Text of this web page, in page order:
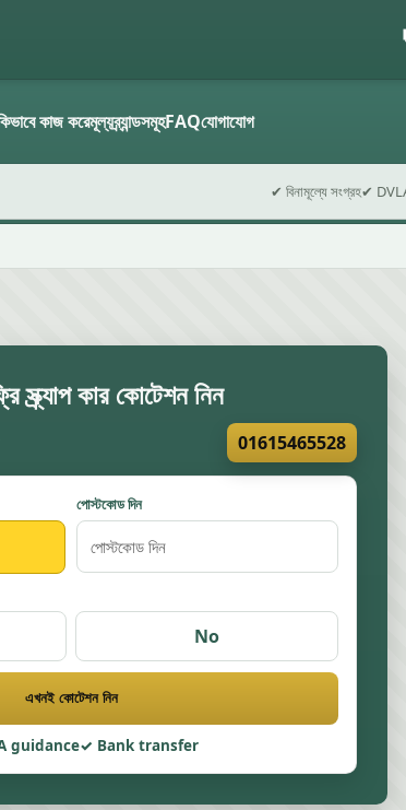
কাজ করেমূল্যব্র্যান্ডসমূহFAQযোগাযোগ
✔ বিনামূল্যে সংগ্রহ✔
স্ক্র্যাপ কার কোটেশন নিন
01615465528
পোস্টকোড দিন
No
এখনই কোটেশন নিন
guidance Bank transfer